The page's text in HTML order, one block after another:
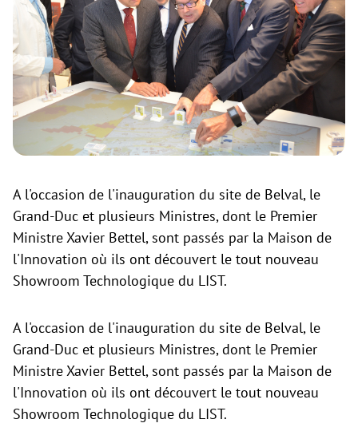
A l'occasion de l'inauguration du site de Belval, le
Grand-Duc et plusieurs Ministres, dont le Premier
Ministre Xavier Bettel, sont passés par la Maison de
l'Innovation où ils ont découvert le tout nouveau
Showroom Technologique du LIST.
A l'occasion de l'inauguration du site de Belval, le
Grand-Duc et plusieurs Ministres, dont le Premier
Ministre Xavier Bettel, sont passés par la Maison de
l'Innovation où ils ont découvert le tout nouveau
Showroom Technologique du LIST.